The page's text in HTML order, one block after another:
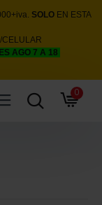
SOLOEN ESTA
CELULAR
AGO 7 A 18
0